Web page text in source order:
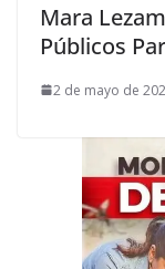
Mara
Públicos
2 de mayo de